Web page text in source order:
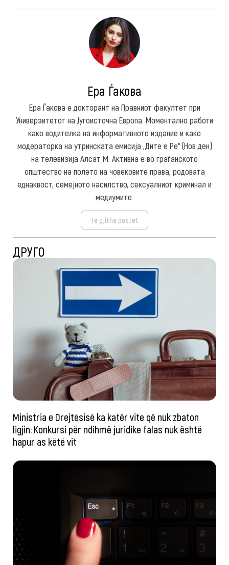
Ера Ѓакова
Ера Ѓакова е докторант на Правниот факултет при
Универзитетот на Југоисточна Европа. Моментално работи
како водителка на информативното издание и како
модераторка на утринската емисија „Дите е Ре“ (Нов ден)
на телевизија Алсат М. Активна е во граѓанското
општество на полето на човековите права, родовата
еднаквост, семејното насилство, сексуалниот криминал и
медиумите.
Të gjitha postet
ДРУГО
Ministria e Drejtësisë ka katër vite që nuk zbaton
ligjin: Konkursi për ndihmë juridike falas nuk është
hapur as këtë vit